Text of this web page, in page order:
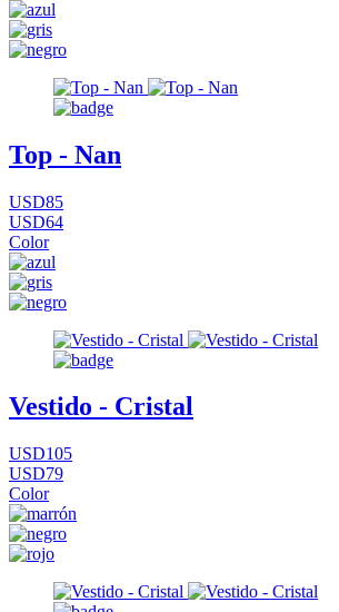
Top - Nan
USD85
USD64
Color
Vestido - Cristal
USD105
USD79
Color